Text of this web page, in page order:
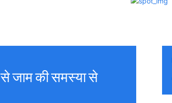
से जाम की समस्या से